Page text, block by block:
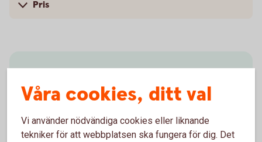
Pris
Lönebesked
Vi hjälper till att framställa och distribuera
utomlands.
Våra cookies, ditt val
Vi använder nödvändiga cookies eller liknande
tekniker för att webbplatsen ska fungera för dig. Det